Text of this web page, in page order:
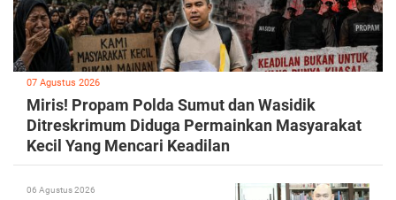
07 Agustus 2026
Miris! Propam Polda Sumut dan Wasidik
Ditreskrimum Diduga Permainkan Masyarakat
Kecil Yang Mencari Keadilan
06 Agustus 2026